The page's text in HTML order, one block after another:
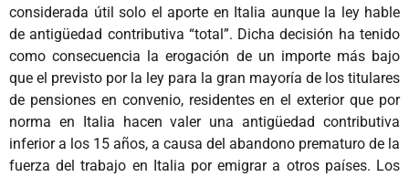
considerada útil solo el aporte en Italia aunque la ley hable
de antigüedad contributiva “total”. Dicha decisión ha tenido
como consecuencia la erogación de un importe más bajo
que el previsto por la ley para la gran mayoría de los titulares
de pensiones en convenio, residentes en el exterior que por
norma en Italia hacen valer una antigüedad contributiva
inferior a los 15 años, a causa del abandono prematuro de la
fuerza del trabajo en Italia por emigrar a otros países. Los